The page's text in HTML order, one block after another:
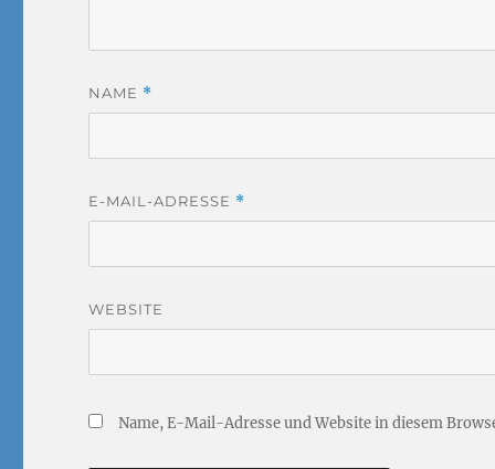
NAME *
E-MAIL-ADRESSE *
WEBSITE
Name, E-Mail-Adresse und Website in diesem